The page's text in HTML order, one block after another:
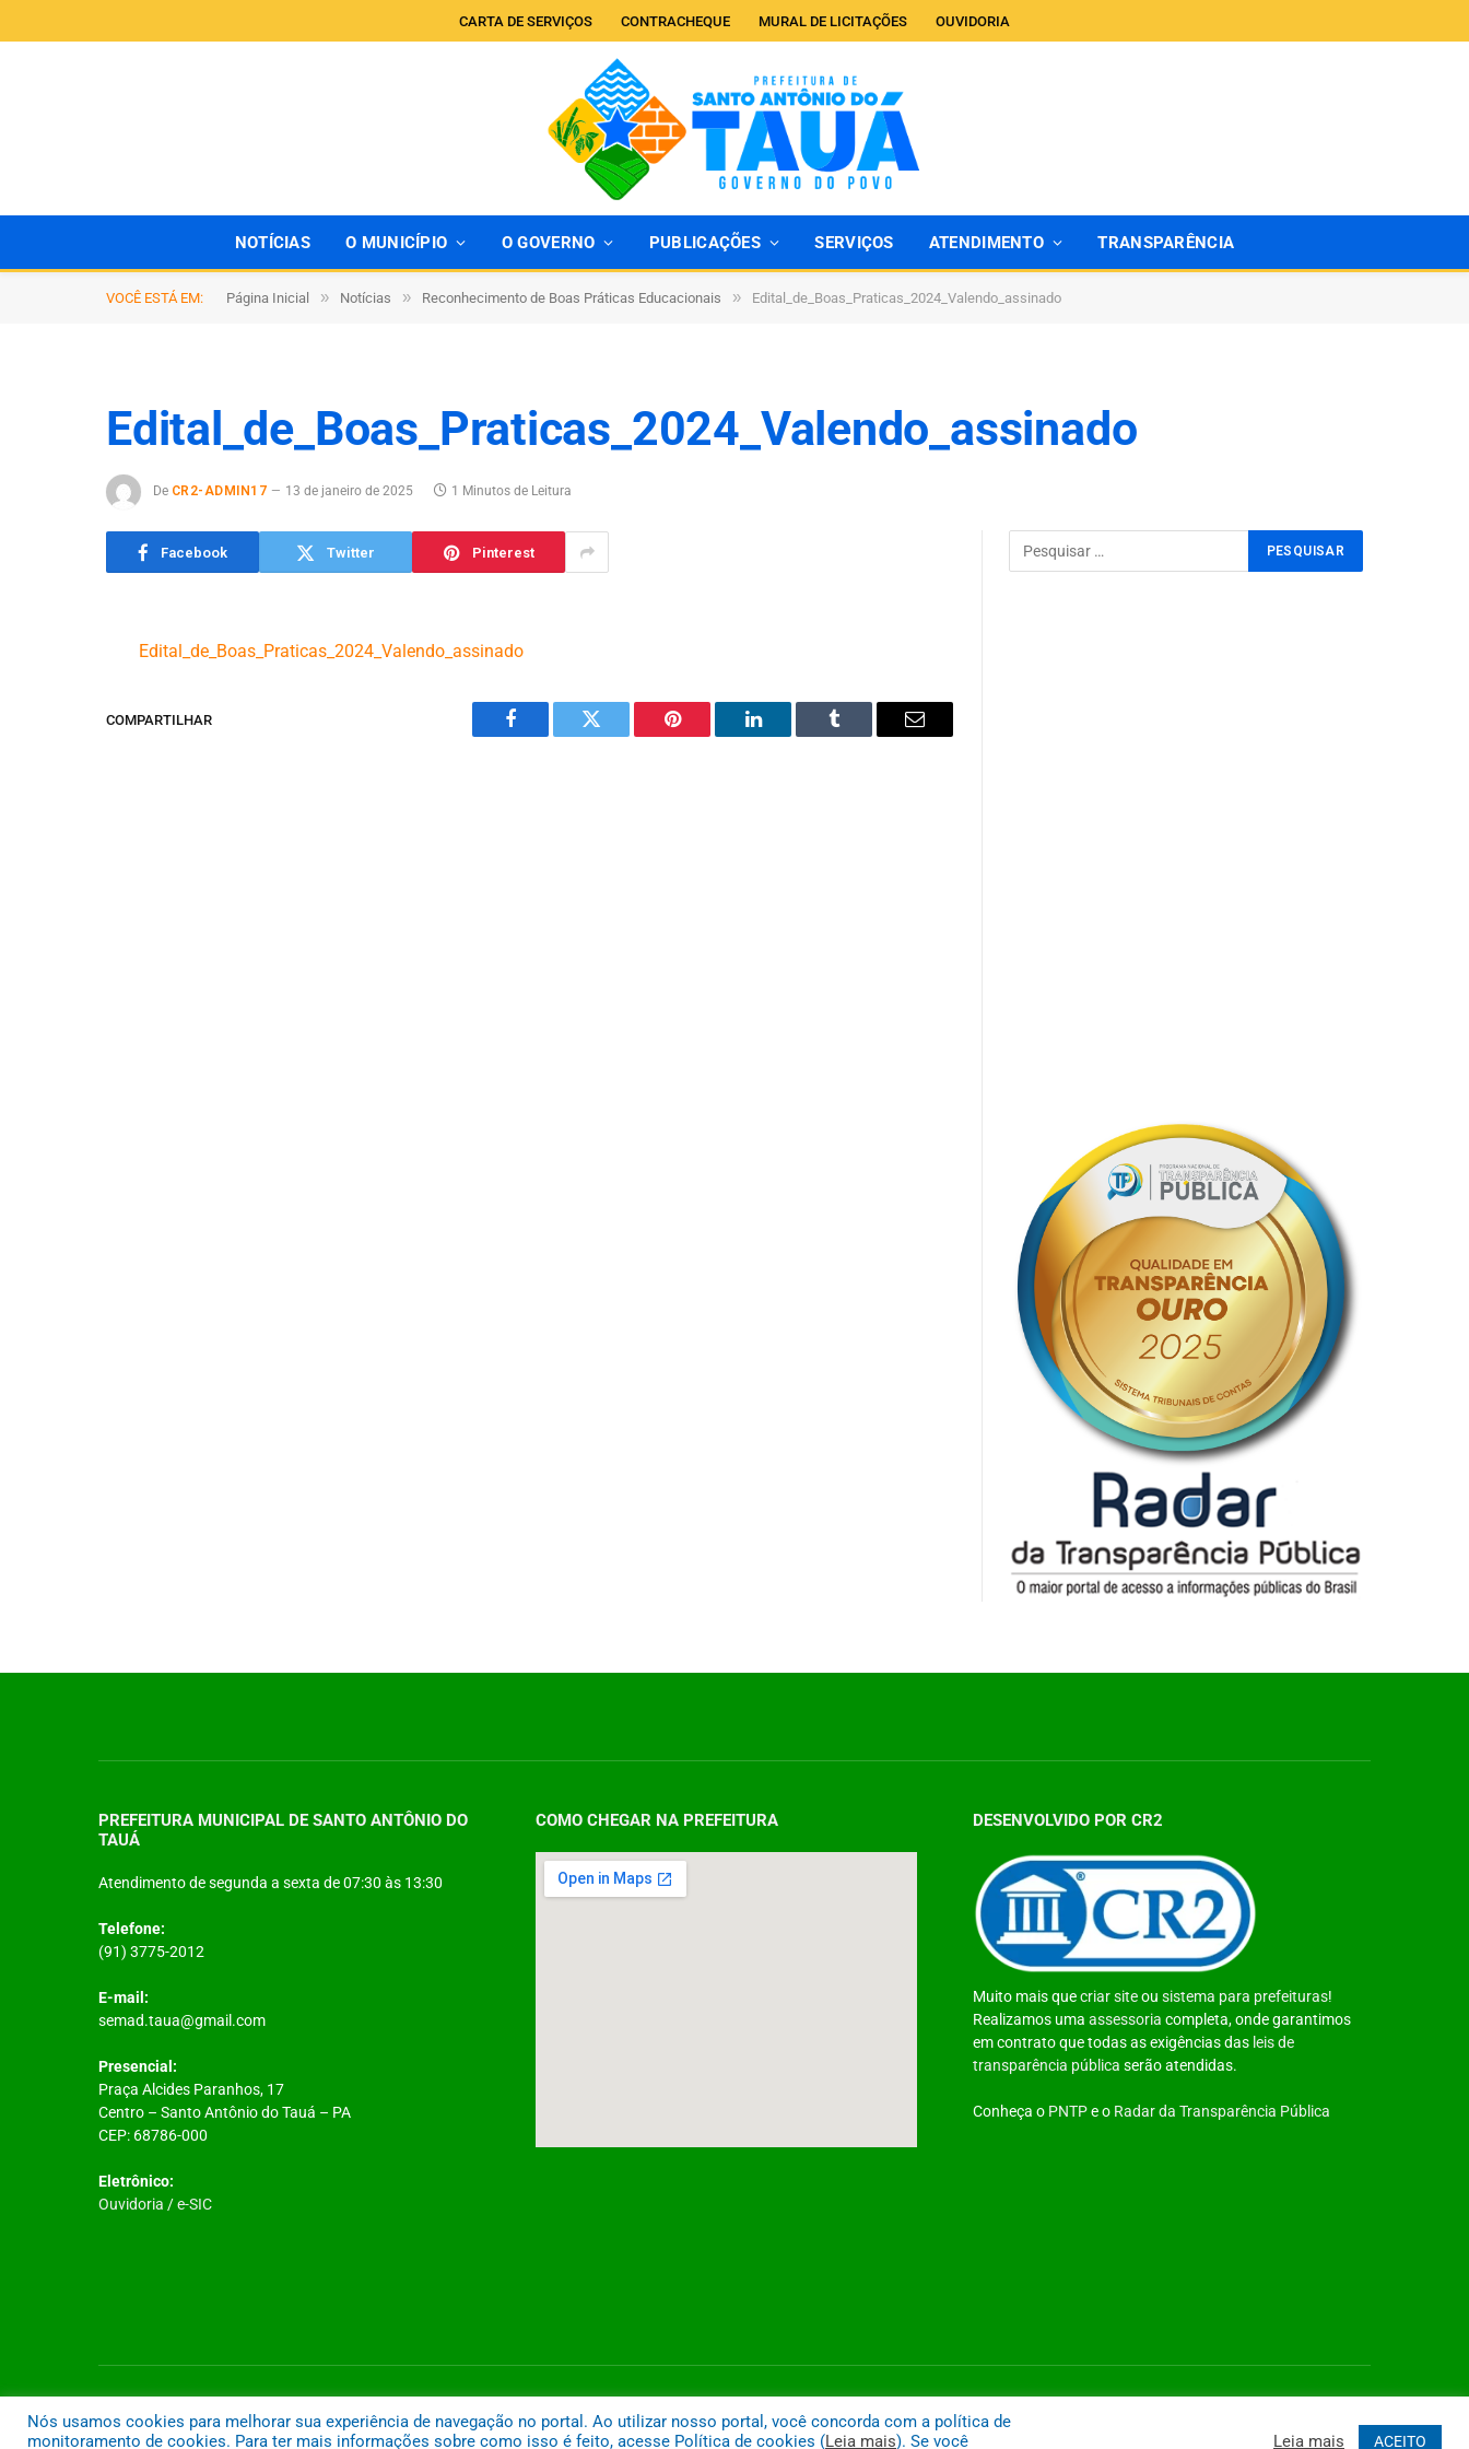
CARTA DE SERVIÇOS CONTRACHEQUE MURAL DE LICITAÇÕES OUVIDORIA
NOTÍCIAS O MUNICÍPIO O GOVERNO PUBLICAÇÕES SERVIÇOS ATENDIMENTO TRANSPARÊNCIA
VOCÊ ESTÁ EM: Página Inicial » Notícias » Reconhecimento de Boas Práticas Educacionais » Edital_de_Boas_Praticas_2024_Valendo_assinado
Edital_de_Boas_Praticas_2024_Valendo_assinado
De CR2-ADMIN17 13 de janeiro de 2025 1 Minutos de Leitura
Facebook Twitter Pinterest
Edital_de_Boas_Praticas_2024_Valendo_assinado
COMPARTILHAR
Facebook Twitter Pinterest LinkedIn Tumblr Email
PREFEITURA MUNICIPAL DE SANTO ANTÔNIO DO
TAUÁ
Atendimento de segunda a sexta de 07:30 às 13:30
Telefone:
(91) 3775-2012
E-mail:
semad.taua@gmail.com
Presencial:
Praça Alcides Paranhos, 17
Centro – Santo Antônio do Tauá – PA
CEP: 68786-000
Eletrônico:
Ouvidoria /e-SIC
COMO CHEGAR NA PREFEITURA DESENVOLVIDO POR CR2
Muito mais quecriar siteou sistema para prefeituras!
Realizamos uma assessoria completa, onde garantimos
em contrato que todas as exigências das leis de
transparência pública serão atendidas.
Conheça o PNTPe o Radar da Transparência Pública
Nós usamos cookies para melhorar sua experiência de navegação no portal. Ao utilizar nosso portal, você concorda com a política de
monitoramento de cookies. Para ter mais informações sobre como isso é feito, acesse Política de cookies (Leia mais). Se você Leia mais ACEITO